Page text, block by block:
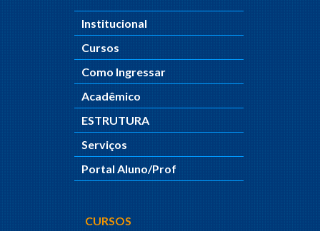
Institucional
Cursos
Como Ingressar
Acadêmico
ESTRUTURA
Serviços
Portal Aluno/Prof
CURSOS